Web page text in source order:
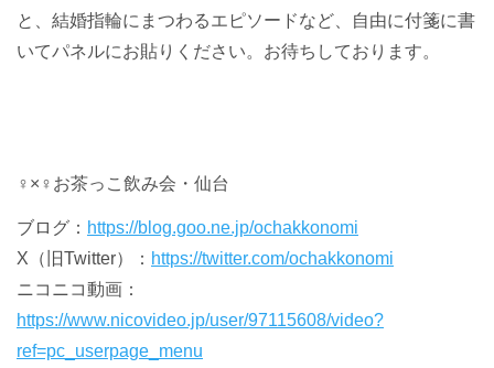
と、結婚指輪にまつわるエピソードなど、自由に付箋に書
いてパネルにお貼りください。お待ちしております。
♀×♀お茶っこ飲み会・仙台
ブログ： https://blog.goo.ne.jp/ochakkonomi
X（旧Twitter）： https://twitter.com/ochakkonomi
ニコニコ動画：
https://www.nicovideo.jp/user/97115608/video?
ref=pc_userpage_menu